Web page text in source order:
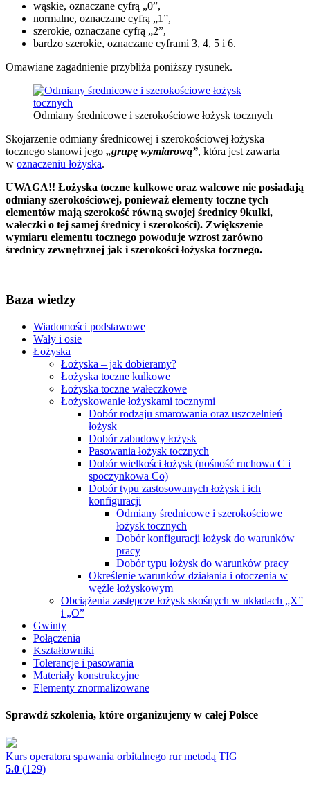
wąskie, oznaczane cyfrą „0”,
normalne, oznaczane cyfrą „1”,
szerokie, oznaczane cyfrą „2”,
bardzo szerokie, oznaczane cyframi 3, 4, 5 i 6.
Omawiane zagadnienie przybliża poniższy rysunek.
Odmiany średnicowe i szerokościowe łożysk tocznych
Skojarzenie odmiany średnicowej i szerokościowej łożyska
tocznego stanowi jego „grupę wymiarową”, która jest zawarta
w oznaczeniu łożyska.
UWAGA!! Łożyska toczne kulkowe oraz walcowe nie posiadają
odmiany szerokościowej, ponieważ elementy toczne tych
elementów mają szerokość równą swojej średnicy 9kulki,
wałeczki o tej samej średnicy i szerokości). Zwiększenie
wymiaru elementu tocznego powoduje wzrost zarówno
średnicy zewnętrznej jak i szerokości łożyska tocznego.
Baza wiedzy
Wiadomości podstawowe
Wały i osie
Łożyska
Łożyska – jak dobieramy?
Łożyska toczne kulkowe
Łożyska toczne wałeczkowe
Łożyskowanie łożyskami tocznymi
Dobór rodzaju smarowania oraz uszczelnień
łożysk
Dobór zabudowy łożysk
Pasowania łożysk tocznych
Dobór wielkości łożysk (nośność ruchowa C i
spoczynkowa Co)
Dobór typu zastosowanych łożysk i ich
konfiguracji
Odmiany średnicowe i szerokościowe
łożysk tocznych
Dobór konfiguracji łożysk do warunków
pracy
Dobór typu łożysk do warunków pracy
Określenie warunków działania i otoczenia w
węźle łożyskowym
Obciążenia zastępcze łożysk skośnych w układach „X”
i „O”
Gwinty
Połączenia
Kształtowniki
Tolerancje i pasowania
Materiały konstrukcyjne
Elementy znormalizowane
Sprawdź szkolenia, które organizujemy w całej Polsce
Kurs operatora spawania orbitalnego rur metodą TIG
5.0 (129)